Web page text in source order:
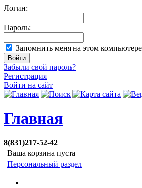
Логин:
Пароль:
Запомнить меня на этом компьютере
Забыли свой пароль?
Регистрация
Войти на сайт
Главная
8(831)217-52-42
Ваша корзина пуста
Персональный раздел